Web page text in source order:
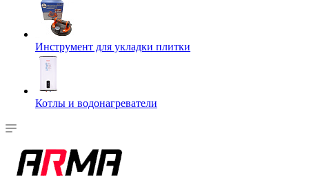
Инструмент для укладки плитки
Котлы и водонагреватели